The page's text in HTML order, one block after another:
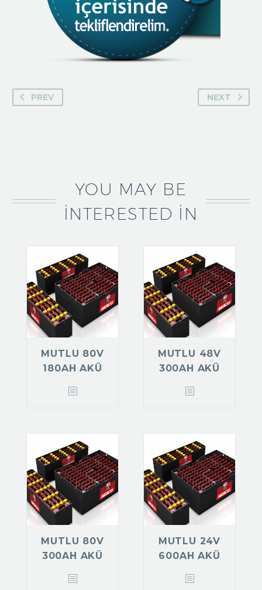
PREV NEXT
YOU MAY BE
INTERESTED IN
MUTLU 80V
180AH AKÜ
MUTLU 48V
300AH AKÜ
MUTLU 80V
300AH AKÜ
MUTLU 24V
600AH AKÜ